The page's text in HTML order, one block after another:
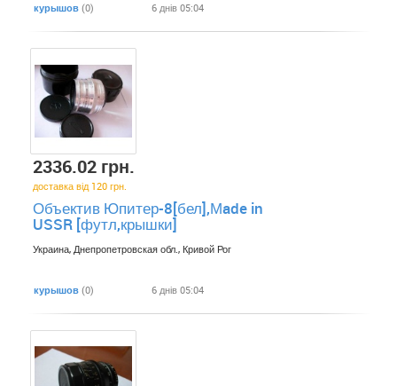
курышов (0) 6 днів 05:04
2336.02 грн.
доставка від 120 грн.
Объектив Юпитер-8[бел],Мade in
USSR [футл,крышки]
Украина, Днепропетровская обл., Кривой Рог
курышов (0) 6 днів 05:04